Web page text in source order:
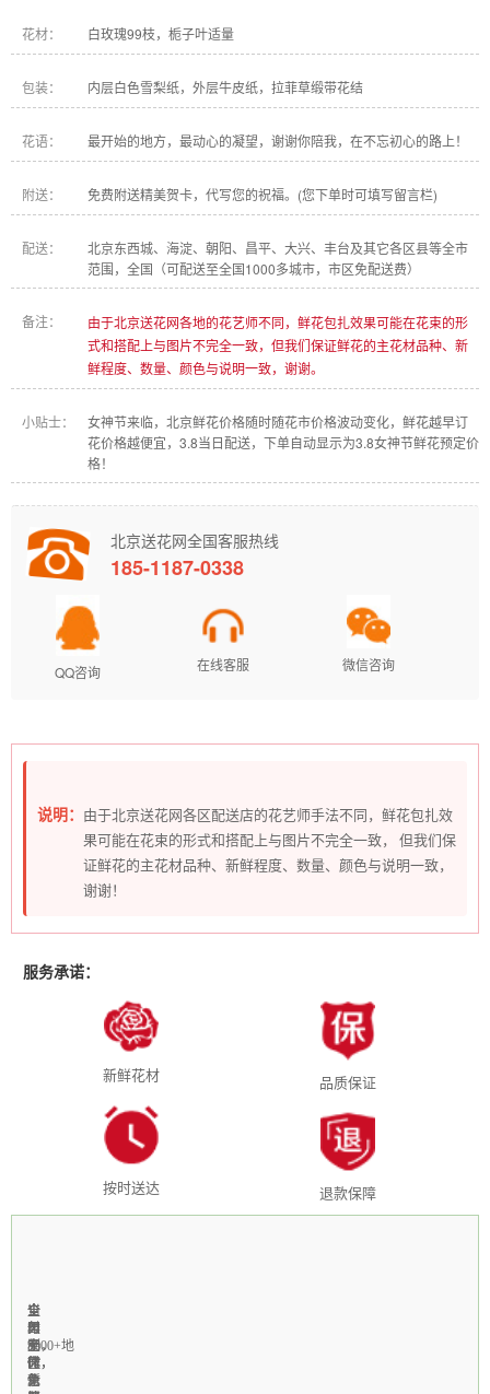
花材： 白玫瑰99枝，栀子叶适量
包装： 内层白色雪梨纸，外层牛皮纸，拉菲草缎带花结
花语： 最开始的地方，最动心的凝望，谢谢你陪我，在不忘初心的路上！
附送： 免费附送精美贺卡，代写您的祝福。(您下单时可填写留言栏)
配送：
北京东西城、海淀、朝阳、昌平、大兴、丰台及其它各区县等全市
范围，全国（可配送至全国1000多城市，市区免配送费）
备注：
由于北京送花网各地的花艺师不同，鲜花包扎效果可能在花束的形
式和搭配上与图片不完全一致，但我们保证鲜花的主花材品种、新
鲜程度、数量、颜色与说明一致，谢谢。
小贴士：
女神节来临，北京鲜花价格随时随花市价格波动变化，鲜花越早订
花价格越便宜，3.8当日配送，下单自动显示为3.8女神节鲜花预定价
格！
北京送花网全国客服热线
185-1187-0338
QQ咨询 在线客服 微信咨询
说明： 由于北京送花网各区配送店的花艺师手法不同，鲜花包扎效
果可能在花束的形式和搭配上与图片不完全一致， 但我们保
证鲜花的主花材品种、新鲜程度、数量、颜色与说明一致，
谢谢！
服务承诺：
新鲜花材 品质保证
按时送达 退款保障
全
国
3000+地
区
免
1-
3
小
时
急
当
天
制
作，
新
全
年
无
休，
个
支
付
宝，
微
信